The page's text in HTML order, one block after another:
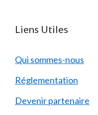
Liens Utiles
Qui sommes-nous
Réglementation
Devenir partenaire